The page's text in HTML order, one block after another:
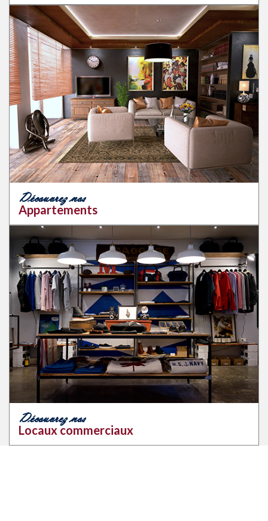
Découvrez nos
Appartements
Découvrez nos
Locaux commerciaux